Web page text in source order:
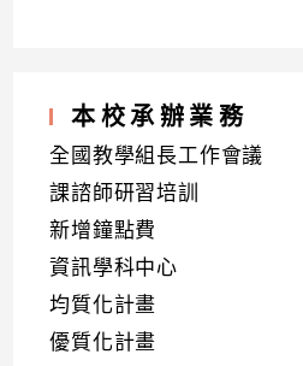
本校承辦業務
全國教學組長工作會議
課諮師研習培訓
新增鐘點費
資訊學科中心
均質化計畫
優質化計畫